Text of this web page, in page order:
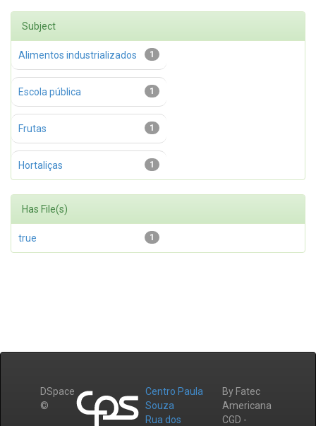
Subject
1
Alimentos industrializados
1
Escola pública
1
Frutas
1
Hortaliças
Has File(s)
1
true
DSpace
©
Centro Paula
Souza
Rua dos
By Fatec
Americana
CGD -